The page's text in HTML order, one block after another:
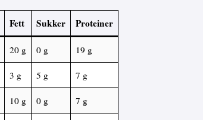
Fett Sukker Proteiner
20 g 0 g 19 g
3 g 5 g 7 g
10 g 0 g 7 g